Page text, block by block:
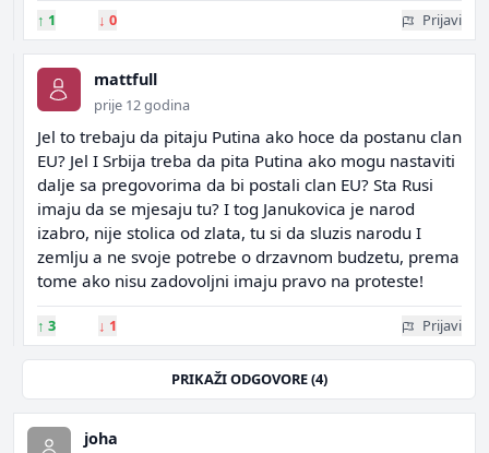
↑ 1 ↓ 0 Prijavi
mattfull
prije 12 godina
Jel to trebaju da pitaju Putina ako hoce da postanu clan
EU? Jel I Srbija treba da pita Putina ako mogu nastaviti
dalje sa pregovorima da bi postali clan EU? Sta Rusi
imaju da se mjesaju tu? I tog Janukovica je narod
izabro, nije stolica od zlata, tu si da sluzis narodu I
zemlju a ne svoje potrebe o drzavnom budzetu, prema
tome ako nisu zadovoljni imaju pravo na proteste!
↑ 3 ↓ 1 Prijavi
PRIKAŽI ODGOVORE (4)
joha